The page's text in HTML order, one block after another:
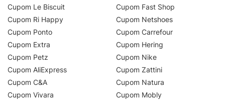
Cupom Le Biscuit
Cupom Ri Happy
Cupom Ponto
Cupom Extra
Cupom Petz
Cupom AliExpress
Cupom C&A
Cupom Vivara
Cupom Fast Shop
Cupom Netshoes
Cupom Carrefour
Cupom Hering
Cupom Nike
Cupom Zattini
Cupom Natura
Cupom Mobly